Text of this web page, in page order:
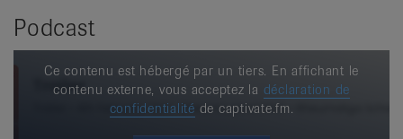
Podcast
Ce contenu est hébergé par un tiers. En affichant le
contenu externe, vous acceptez la déclaration de
confidentialité de captivate.fm.